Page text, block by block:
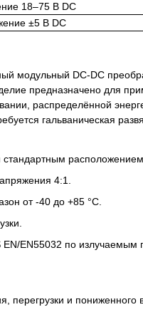
18–75 В DC
±5 В DC
модульный DC-DC
предназначено для
распределённой
гальваническая
4:1.
от -40 до +85 °C.
EN/EN55032 по
перегрузки и пониженного